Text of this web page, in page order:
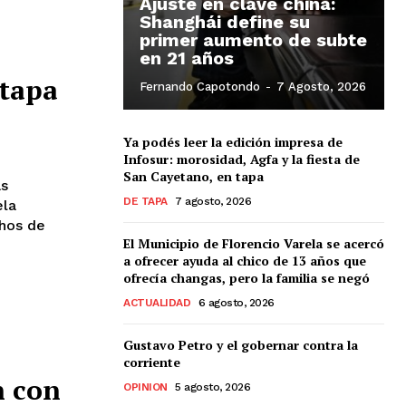
de
con
Shanghái define su
primer aumento de subte
en 21 años
Fernando Capotondo - 7 Agosto, 2026
Ya podés leer la edición impresa de
Infosur: morosidad, Agfa y la fiesta de
San Cayetano, en tapa
DE TAPA 7 agosto, 2026
El Municipio de Florencio Varela se acercó
a ofrecer ayuda al chico de 13 años que
ofrecía changas, pero la familia se negó
ACTUALIDAD 6 agosto, 2026
Gustavo Petro y el gobernar contra la
corriente
OPINION 5 agosto, 2026